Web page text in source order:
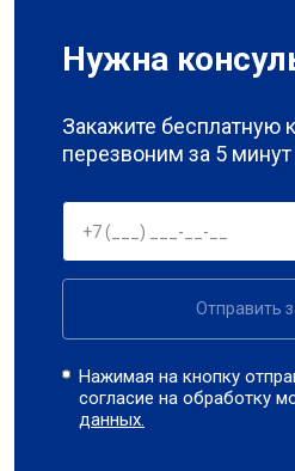
Нужна
Закажите бесплатную
перезвоним за 5 минут
Отправить
Нажимая на кнопку
согласие на обработку
данных.